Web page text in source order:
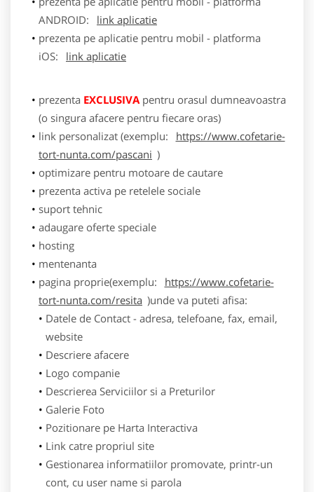
ANDROID:
link aplicatie
prezenta pe aplicatie pentru mobil - platforma
iOS:
link aplicatie
prezenta EXCLUSIVApentru orasul dumneavoastra
(o singura afacere pentru fiecare oras)
link personalizat (exemplu:
https://www.cofetarie-
tort-nunta.com/pascani )
optimizare pentru motoare de cautare
prezenta activa pe retelele sociale
suport tehnic
adaugare oferte speciale
hosting
mentenanta
pagina proprie(exemplu:
https://www.cofetarie-
tort-nunta.com/resita )unde va puteti afisa:
Datele de Contact - adresa, telefoane, fax, email,
website
Descriere afacere
Logo companie
Descrierea Serviciilor si a Preturilor
Galerie Foto
Pozitionare pe Harta Interactiva
Link catre propriul site
Gestionarea informatiilor promovate, printr-un
cont, cu user name si parola